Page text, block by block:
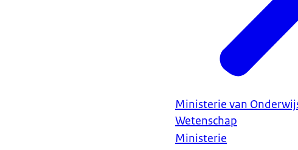
Ministerie van
Wetenschap
Ministerie